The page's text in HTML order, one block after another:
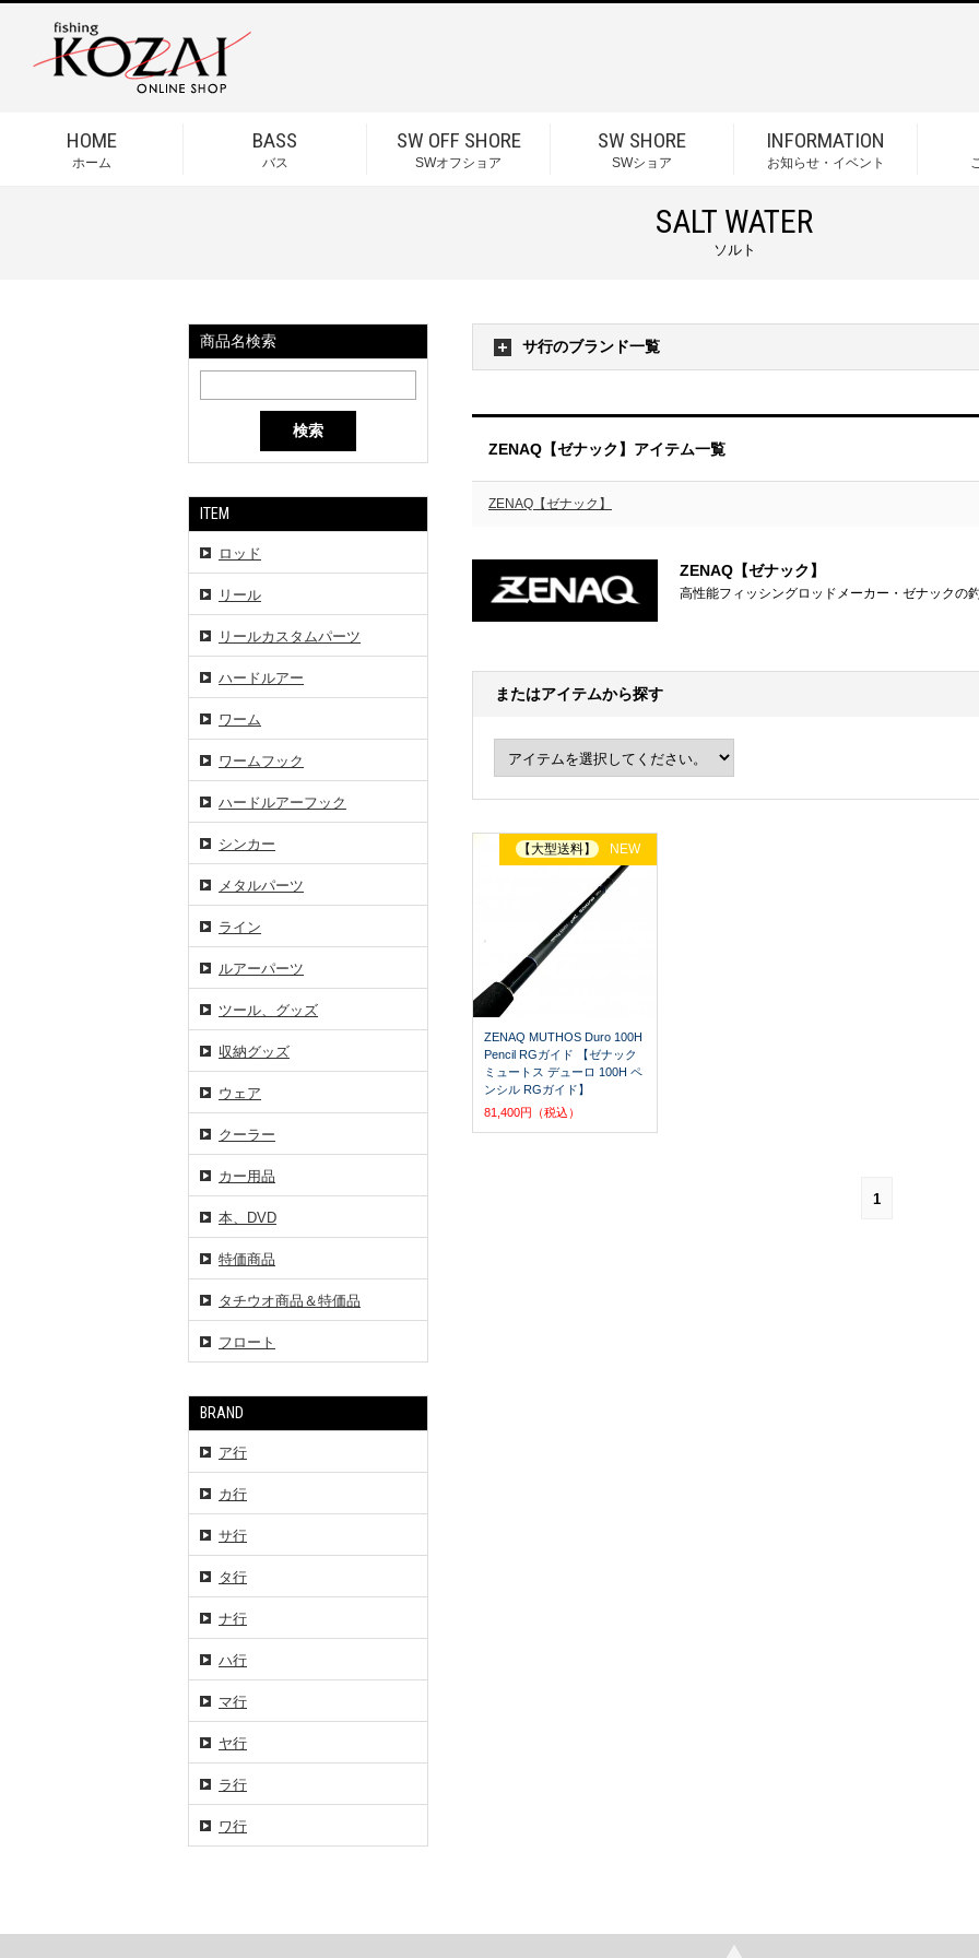
HOME
ホーム
BASS
バス
SW OFF SHORE
SWオフショア
SW SHORE
SWショア
INFORMATION
お知らせ・イベント
SALT WATER
ソルト
商品名検索
検索
ITEM
ロッド
リール
リールカスタムパーツ
ハードルアー
ワーム
ワームフック
ハードルアーフック
シンカー
メタルパーツ
ライン
ルアーパーツ
ツール、グッズ
収納グッズ
ウェア
クーラー
カー用品
本、DVD
特価商品
タチウオ商品＆特価品
フロート
BRAND
ア行
カ行
サ行
タ行
ナ行
ハ行
マ行
ヤ行
ラ行
ワ行
サ行のブランド一覧
ZENAQ【ゼナック】アイテム一覧
ZENAQ【ゼナック】
ZENAQ【ゼナック】
高性能フィッシングロッドメーカー・ゼナックの
またはアイテムから探す
ZENAQ MUTHOS Duro 100H
Pencil RGガイド 【ゼナック
ミュートス デューロ 100H ペ
ンシル RGガイド】
81,400円（税込）
【大型送料】 NEW
1